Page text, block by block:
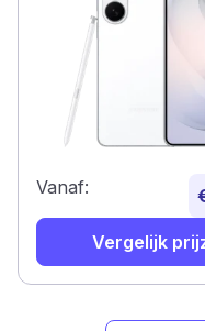
Vanaf:
Vergelijk